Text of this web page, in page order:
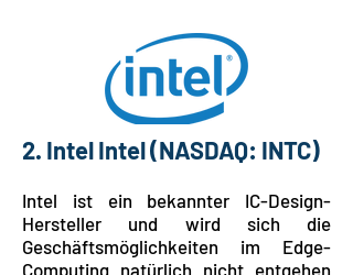
2. Intel Intel (NASDAQ: INTC)
Intel ist ein bekannter IC-Design-
Hersteller und wird sich die
Geschäftsmöglichkeiten im Edge-
Computing natürlich nicht entgehen